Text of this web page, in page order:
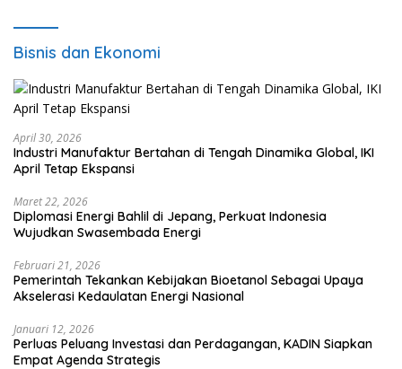
Bisnis dan Ekonomi
April 30, 2026
Industri Manufaktur Bertahan di Tengah Dinamika Global, IKI
April Tetap Ekspansi
Maret 22, 2026
Diplomasi Energi Bahlil di Jepang, Perkuat Indonesia
Wujudkan Swasembada Energi
Februari 21, 2026
Pemerintah Tekankan Kebijakan Bioetanol Sebagai Upaya
Akselerasi Kedaulatan Energi Nasional
Januari 12, 2026
Perluas Peluang Investasi dan Perdagangan, KADIN Siapkan
Empat Agenda Strategis